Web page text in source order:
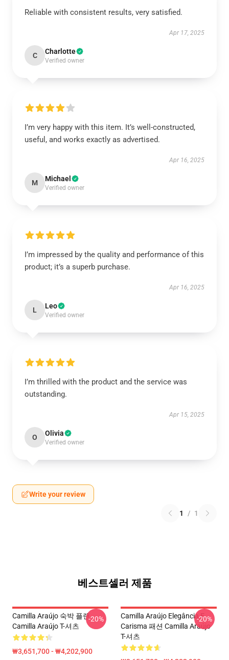
Reliable with consistent results, very satisfied.
Apr 17, 2025
C Charlotte
Verified owner
I’m very happy with this item. It’s well-constructed,
useful, and works exactly as advertised.
Apr 16, 2025
M Michael
Verified owner
I’m impressed by the quality and performance of this
product; it’s a superb purchase.
Apr 16, 2025
L Leo
Verified owner
I’m thrilled with the product and the service was
outstanding.
Apr 15, 2025
O Olivia
Verified owner
Write your review
1 / 1
베스트셀러 제품
Camilla Araújo 숙박 플랜
Camilla Araújo T-셔츠
₩3,651,700 - ₩4,202,900
-20%
Camilla Araújo Elegância E
Carisma 패션 Camilla Araújo
T-셔츠
-20%